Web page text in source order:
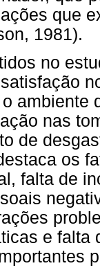
que
1981).
no
ambiente
nas
de
os
falta de
e falta